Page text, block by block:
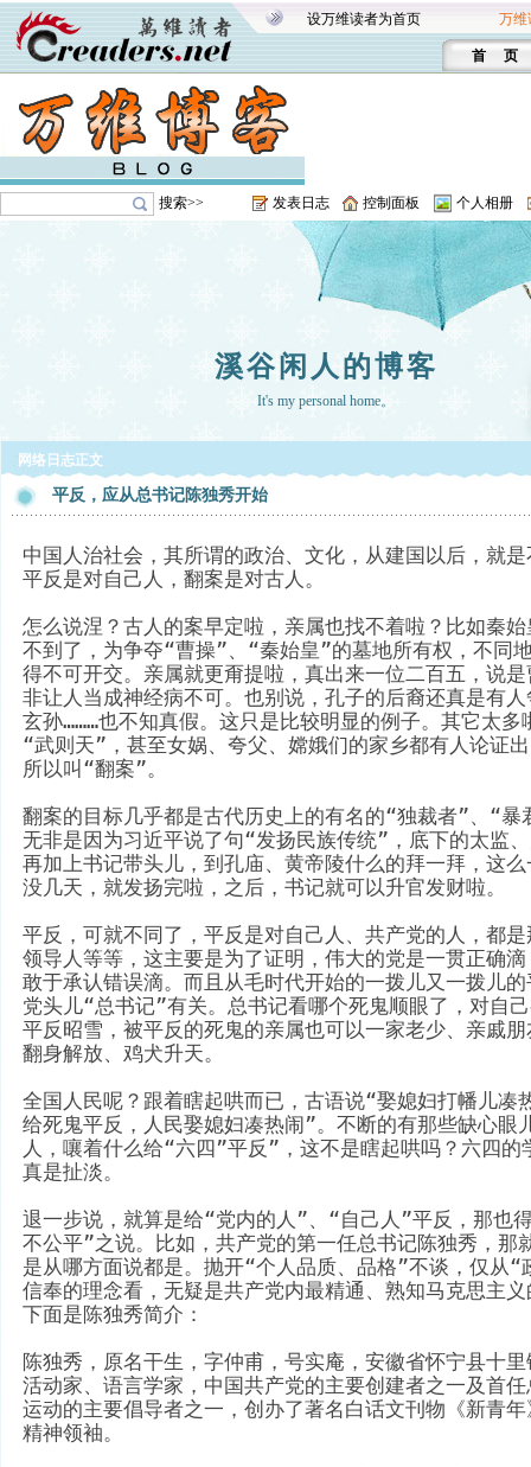
设万维读者为首页 万维
首 页
搜索>> 发表日志 控制面板 个人相册
溪谷闲人的博客
It's my personal home。
网络日志正文
平反，应从总书记陈独秀开始
中国人治社会，其所谓的政治、文化，从建国以后，就
平反是对自己人，翻案是对古人。
怎么说涅？古人的案早定啦，亲属也找不着啦？比如秦
不到了，为争夺“曹操”、“秦始皇”的墓地所有权，不同
得不可开交。亲属就更甭提啦，真出来一位二百五，说
非让人当成神经病不可。也别说，孔子的后裔还真是有
玄孙………也不知真假。这只是比较明显的例子。其它太多
“武则天”，甚至女娲、夸父、嫦娥们的家乡都有人论证
所以叫“翻案”。
翻案的目标几乎都是古代历史上的有名的“独裁者”、“
无非是因为习近平说了句“发扬民族传统”，底下的太监
再加上书记带头儿，到孔庙、黄帝陵什么的拜一拜，这
没几天，就发扬完啦，之后，书记就可以升官发财啦。
平反，可就不同了，平反是对自己人、共产党的人，都
领导人等等，这主要是为了证明，伟大的党是一贯正确
敢于承认错误滴。而且从毛时代开始的一拨儿又一拨儿
党头儿“总书记”有关。总书记看哪个死鬼顺眼了，对自
平反昭雪，被平反的死鬼的亲属也可以一家老少、亲戚
翻身解放、鸡犬升天。
全国人民呢？跟着瞎起哄而已，古语说“娶媳妇打幡儿凑
给死鬼平反，人民娶媳妇凑热闹”。不断的有那些缺心眼
人，嚷着什么给“六四”平反”，这不是瞎起哄吗？六四的
真是扯淡。
退一步说，就算是给“党内的人”、“自己人”平反，那也
不公平”之说。比如，共产党的第一任总书记陈独秀，那
是从哪方面说都是。抛开“个人品质、品格”不谈，仅从“
信奉的理念看，无疑是共产党内最精通、熟知马克思主
下面是陈独秀简介：
陈独秀，原名干生，字仲甫，号实庵，安徽省怀宁县十
活动家、语言学家，中国共产党的主要创建者之一及首
运动的主要倡导者之一，创办了著名白话文刊物《新青
精神领袖。